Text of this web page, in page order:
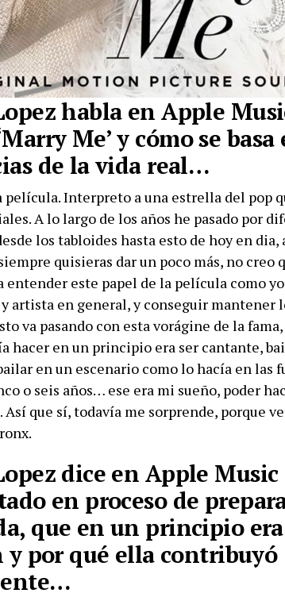
habla en Apple
Me’ y cómo se basa
de la vida real…
Interpreto a una estrella del pop
A lo largo de los años he pasado por
los tabloides hasta esto de hoy en
quisieras dar un poco más, no creo
entender este papel de la película como
artista en general, y conseguir mantener
va pasando con esta vorágine de la
hacer en un principio era ser cantante,
en un escenario como lo hacía en las
o seis años… ese era mi sueño, poder
que sí, todavía me sorprende, porque
dice en Apple Music
en proceso de
que en un principio
por qué ella contribuyó